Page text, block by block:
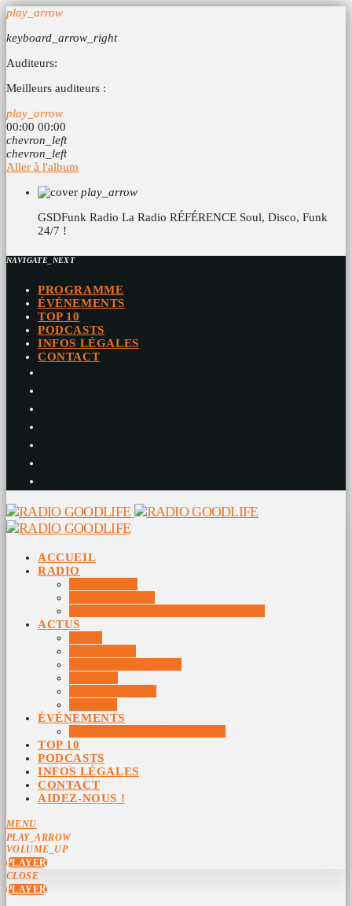
play_arrow
keyboard_arrow_right
Auditeurs:
Meilleurs auditeurs :
play_arrow
00:00 00:00
chevron_left
chevron_left
Aller à l'album
play_arrow
GSDFunk Radio La Radio RÉFÉRENCE Soul, Disco, Funk
24/7 !
NAVIGATE_NEXT
PROGRAMME
ÉVÉNEMENTS
TOP 10
PODCASTS
INFOS LÉGALES
CONTACT
ACCUEIL
RADIO
ACTUS
ÉVÉNEMENTS
TOP 10
PODCASTS
INFOS LÉGALES
CONTACT
AIDEZ-NOUS !
MENU
PLAY_ARROW
VOLUME_UP
PLAYER
CLOSE
PLAYER